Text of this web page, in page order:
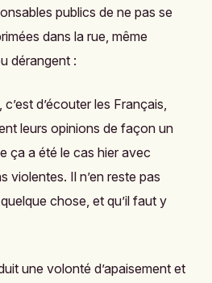
publics de ne pas se
dans la rue, même
dérangent :
d’écouter les Français,
leurs opinions de façon un
ça a été le cas hier avec
violentes. Il n’en reste pas
chose, et qu’il faut y
une volonté d’apaisement et